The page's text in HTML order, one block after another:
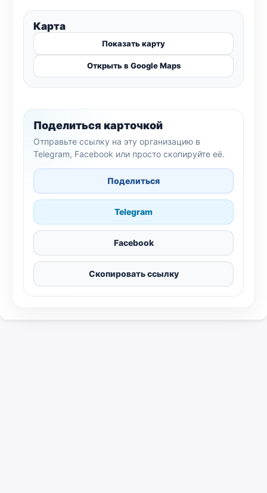
Карта
Показать карту
Открыть в Google Maps
Поделиться карточкой
Отправьте ссылку на эту организацию в
Telegram, Facebook или просто скопируйте её.
Поделиться
Telegram
Facebook
Скопировать ссылку